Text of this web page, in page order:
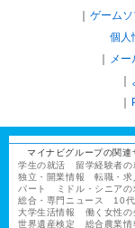
ゲーム
個人
メー
マイナビグループの関連
学生の就活
留学経験者の
独立・開業情報
転職・求
パート
ミドル・シニアの
総合・専門ニュース
10
大学生活情報
働く女性の
世界遺産検定
総合農業情